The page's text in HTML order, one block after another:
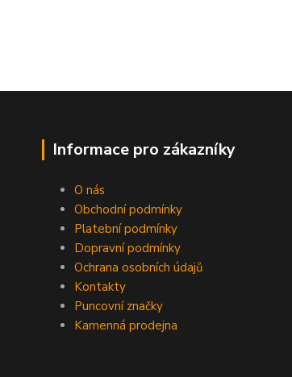
Informace pro zákazníky
O nás
Obchodní podmínky
Platební podmínky
Dopravní podmínky
Ochrana osobních údajů
Kontakty
Puncovní značky
Kamenná prodejna